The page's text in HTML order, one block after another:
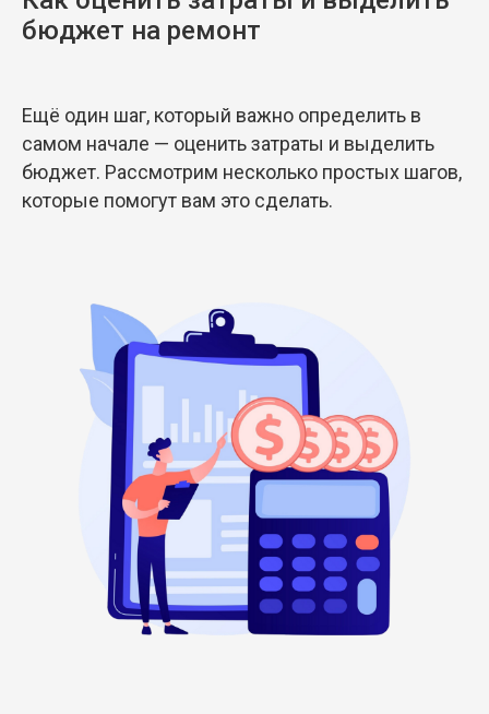
бюджет на ремонт
Ещё один шаг, который важно определить в
самом начале — оценить затраты и выделить
бюджет. Рассмотрим несколько простых шагов,
которые помогут вам это сделать.